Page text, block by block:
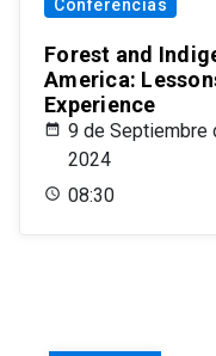
Conferencias
Forest and
America:
Experience
9 de Septiembre
2024
08:30